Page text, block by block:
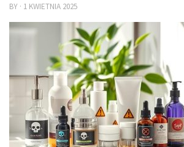
BY · 1 KWIETNIA 2025